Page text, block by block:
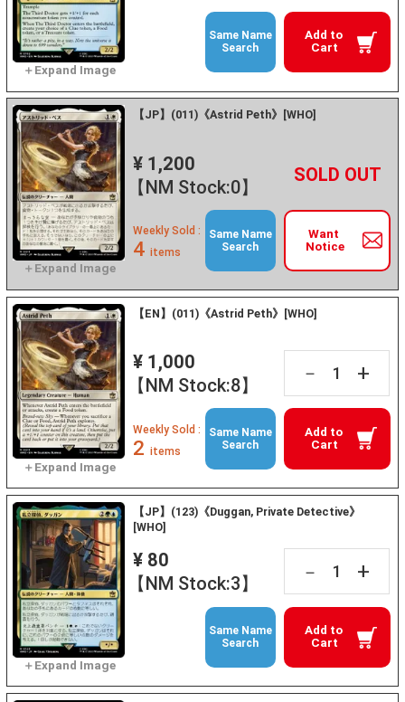
Add to
Cart
Same Name
Search
【JP】(011)《Astrid Peth》[WHO]
¥ 1,200
【NM Stock:0】
－ +
Want
Notice
Weekly Sold :
4 items
Same Name
Search
【EN】(011)《Astrid Peth》[WHO]
¥ 1,000
【NM Stock:8】
－ +
Add to
Cart
Weekly Sold :
2 items
Same Name
Search
【JP】(123)《Duggan, Private Detective》
[WHO]
¥ 80
【NM Stock:3】
－ +
Add to
Cart
Same Name
Search